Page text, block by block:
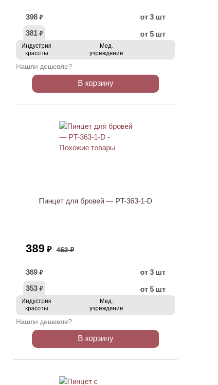
398 ₽
от 3 шт
381 ₽ от 5 шт
Индустрия
красоты
Мед.
учреждение
Нашли дешевле?
В корзину
Пинцет для бровей — PT-363-1-D
389 ₽ 452 ₽
369 ₽
от 3 шт
353 ₽ от 5 шт
Индустрия
красоты
Мед.
учреждение
Нашли дешевле?
В корзину